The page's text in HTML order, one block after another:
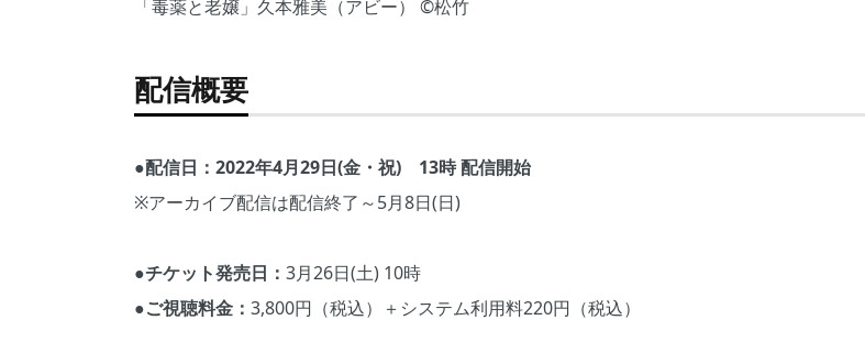
「毒薬と老嬢」久本雅美（アビー） ©松竹
配信概要
●配信日：2022年4月29日(金・祝) 13時 配信開始
※アーカイブ配信は配信終了～5月8日(日)
●チケット発売日： 3月26日(土) 10時
●ご視聴料金： 3,800円（税込）＋システム利用料220円（税込）